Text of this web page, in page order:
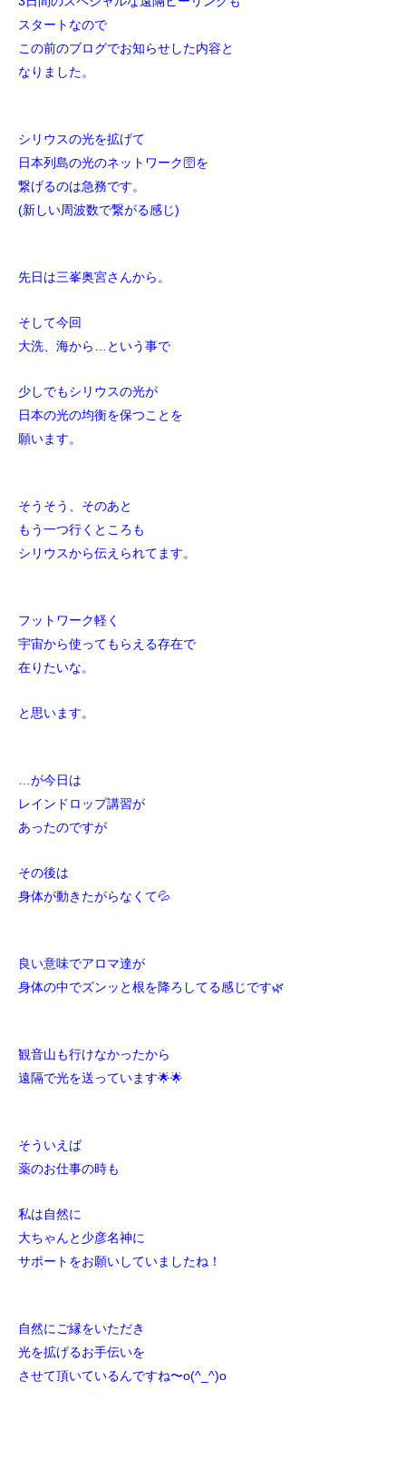
スタートなので
この前のブログでお知らせした内容と
なりました。
シリウスの光を拡げて
日本列島の光のネットワーク🛜を
繋げるのは急務です。
(新しい周波数で繋がる感じ)
先日は三峯奥宮さんから。
そして今回
大洗、海から…という事で
少しでもシリウスの光が
日本の光の均衡を保つことを
願います。
そうそう、そのあと
もう一つ行くところも
シリウスから伝えられてます。
フットワーク軽く
宇宙から使ってもらえる存在で
在りたいな。
と思います。
…が今日は
レインドロップ講習が
あったのですが
その後は
身体が動きたがらなくて💦
良い意味でアロマ達が
身体の中でズンッと根を降ろしてる感じです🌿
観音山も行けなかったから
遠隔で光を送っています🌟🌟
そういえば
薬のお仕事の時も
私は自然に
大ちゃんと少彦名神に
サポートをお願いしていましたね！
自然にご縁をいただき
光を拡げるお手伝いを
させて頂いているんですね〜o(^_^)o